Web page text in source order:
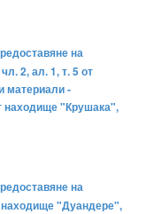
на
2, ал. 1, т. 5 от
материали -
находище "Крушака",
на
находище "Дуандере",